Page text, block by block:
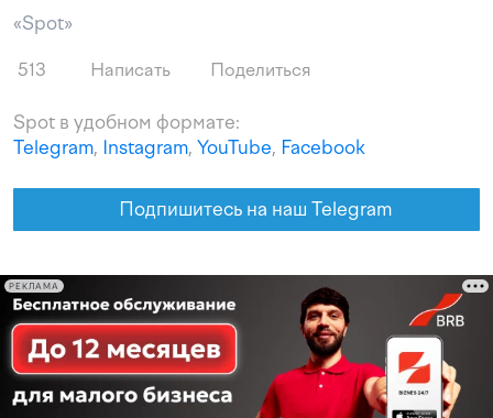
«Spot»
513 Написать Поделиться
Spot в удобном формате:
Telegram, Instagram, YouTube, Facebook
Подпишитесь на наш Telegram
РЕКЛАМА